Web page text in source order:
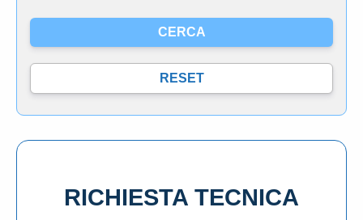
RICHIESTA TECNICA